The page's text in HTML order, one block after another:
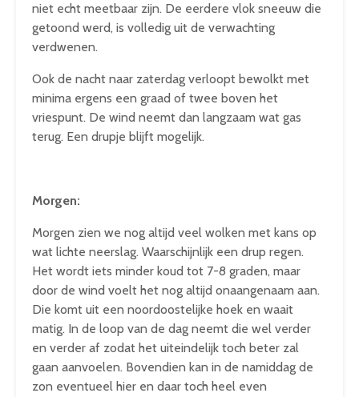
niet echt meetbaar zijn. De eerdere vlok sneeuw die
getoond werd, is volledig uit de verwachting
verdwenen.
Ook de nacht naar zaterdag verloopt bewolkt met
minima ergens een graad of twee boven het
vriespunt. De wind neemt dan langzaam wat gas
terug. Een drupje blijft mogelijk.
Morgen:
Morgen zien we nog altijd veel wolken met kans op
wat lichte neerslag. Waarschijnlijk een drup regen.
Het wordt iets minder koud tot 7-8 graden, maar
door de wind voelt het nog altijd onaangenaam aan.
Die komt uit een noordoostelijke hoek en waait
matig. In de loop van de dag neemt die wel verder
en verder af zodat het uiteindelijk toch beter zal
gaan aanvoelen. Bovendien kan in de namiddag de
zon eventueel hier en daar toch heel even